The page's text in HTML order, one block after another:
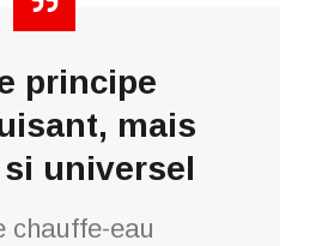
principe
mais
si universel
chauffe-eau